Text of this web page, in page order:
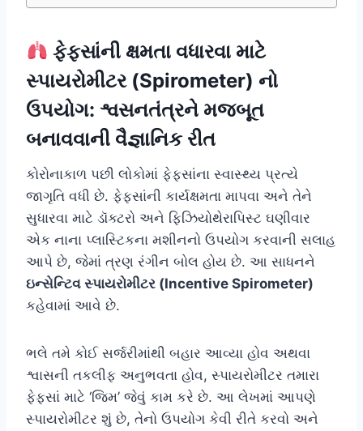
ફેફસાંની ક્ષમતા વધારવા માટે
સ્પાયરોમીટર (Spirometer) નો
ઉપયોગ: શ્વસનતંત્રને મજબૂત
બનાવવાની વૈજ્ઞાનિક રીત
કોરોનાકાળ પછી લોકોમાં ફેફસાંના સ્વાસ્થ્ય પ્રત્યે
જાગૃતિ વધી છે. ફેફસાંની કાર્યક્ષમતા માપવા અને તેને
સુધારવા માટે ડૉક્ટરો અને ફિઝિયોથેરાપિસ્ટ ઘણીવાર
એક નાના પ્લાસ્ટિકના મશીનનો ઉપયોગ કરવાની સલાહ
આપે છે, જેમાં ત્રણ રંગીન બોલ હોય છે. આ સાધનને
ઇન્સેન્ટિવ સ્પાયરોમીટર (Incentive Spirometer)
કહેવામાં આવે છે.
ભલે તમે કોઈ સર્જરીમાંથી બહાર આવ્યા હોવ અથવા
શ્વાસની તકલીફ અનુભવતા હોવ, સ્પાયરોમીટર તમારા
ફેફસાં માટે ‘જિમ’ જેવું કામ કરે છે. આ લેખમાં આપણે
સ્પાયરોમીટર શું છે, તેનો ઉપયોગ કેવી રીતે કરવો અને